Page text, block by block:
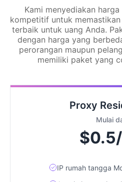
Kami menyediakan
kompetitif untuk
terbaik untuk uang Anda.
dengan harga yang
perorangan maupun
memiliki paket yang
Proxy
Mulai
IP rumah tangga